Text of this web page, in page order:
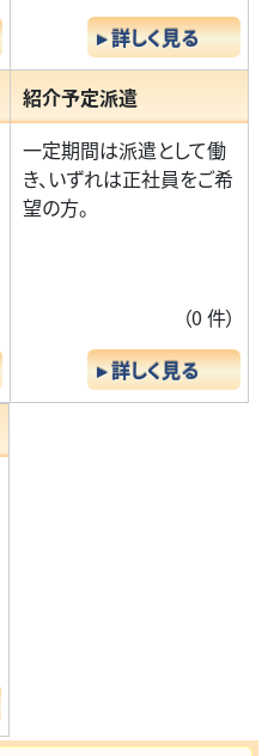
▸ 詳しく見る
紹介予定派遣
一定期間は派遣として働
き、いずれは正社員をご希
望の方。
（0 件）
▸ 詳しく見る